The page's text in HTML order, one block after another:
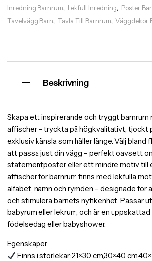
Inredning Barnrum, Lekfull Inredning, Poster
Tavelvägg Barn, Tavla Till Barnrum, Väggdekor
Beskrivning
Skapa ett inspirerande och tryggt barnrum
affischer – tryckta på högkvalitativt, tjockt
exklusiv känsla som håller länge. Välj bland
att passa just din vägg – perfekt oavsett
statementposter eller ett mindre motiv till
affischer för barnrum finns med lekfulla
alfabet, namn och rymden – designade för
och stimulera barnets nyfikenhet. Passar
babyrum eller lekrum, och är en
födelsedag eller babyshower.
Egenskaper:
Finns i storlekar:21×30 cm,30×40